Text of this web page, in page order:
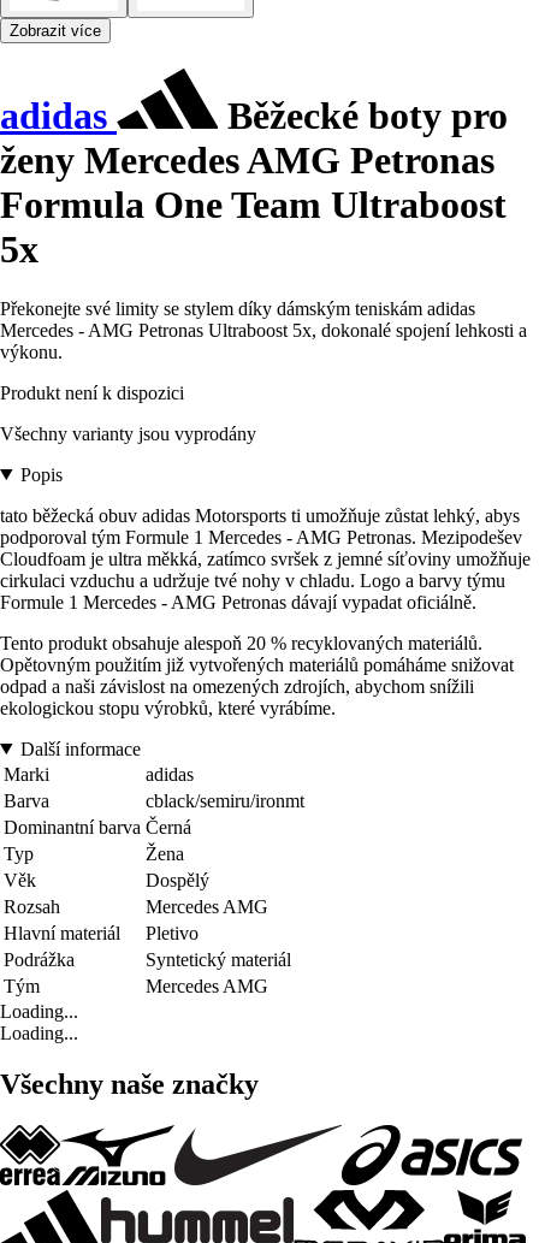
Zobrazit více
adidas
Běžecké boty pro
ženy Mercedes AMG Petronas
Formula One Team Ultraboost
5x
Překonejte své limity se stylem díky dámským teniskám adidas
Mercedes - AMG Petronas Ultraboost 5x, dokonalé spojení lehkosti a
výkonu.
Produkt není k dispozici
Všechny varianty jsou vyprodány
Popis
tato běžecká obuv adidas Motorsports ti umožňuje zůstat lehký, abys
podporoval tým Formule 1 Mercedes - AMG Petronas. Mezipodešev
Cloudfoam je ultra měkká, zatímco svršek z jemné síťoviny umožňuje
cirkulaci vzduchu a udržuje tvé nohy v chladu. Logo a barvy týmu
Formule 1 Mercedes - AMG Petronas dávají vypadat oficiálně.
Tento produkt obsahuje alespoň 20 % recyklovaných materiálů.
Opětovným použitím již vytvořených materiálů pomáháme snižovat
odpad a naši závislost na omezených zdrojích, abychom snížili
ekologickou stopu výrobků, které vyrábíme.
Další informace
Marki
adidas
Barva
cblack/semiru/ironmt
Dominantní barva Černá
Typ
Žena
Věk
Dospělý
Rozsah
Mercedes AMG
Hlavní materiál
Pletivo
Podrážka
Syntetický materiál
Tým
Mercedes AMG
Loading...
Loading...
Všechny naše značky